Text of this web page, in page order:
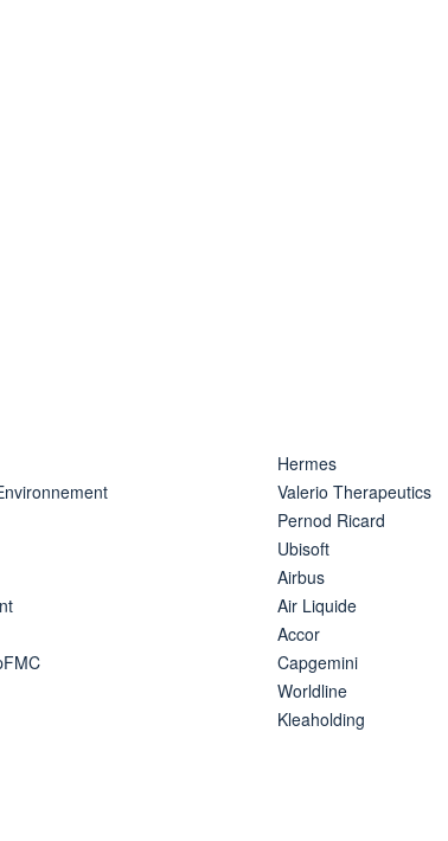
Hermes
Valerio Therapeutics
Pernod Ricard
Ubisoft
Airbus
Air Liquide
Accor
Capgemini
Worldline
Kleaholding